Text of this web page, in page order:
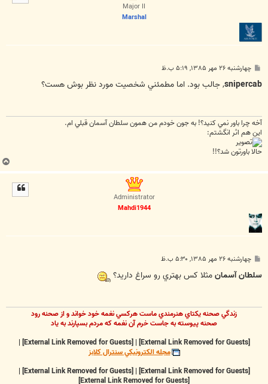
Major II
Marshal
پ
ت
چهارشنبه ۲۶ مهر ۱۳۸۵, ۵:۱۹ ب.ظ
snipercab, جالب بود. اما مطمئني شخصيت مورد نظر بوش هست؟
آخه چرا باور نمي کنيد؟! به جون خودم من همون سلطان آسمان قبلي ام.
اين هم اثر انگشتم:
حالا باورتون شد؟!!
ب
ا
Administrator
Mahdi1944
پ
ت
چهارشنبه ۲۶ مهر ۱۳۸۵, ۵:۳۰ ب.ظ
سلطان آسمانمثلا كس بهتري رو سراغ داريد؟
زندگي صحنه يکتاي هنرمندي ماست هرکسي نغمه خود خواند و از صحنه رود
صحنه پيوسته به جاست خرم آن نغمه که مردم بسپارند به ياد
|
|
مجله الکترونيکي سنترال کلابز
|
|